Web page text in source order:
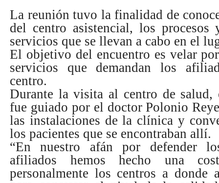
La reunión tuvo la finalidad de
del centro asistencial, los
servicios que se llevan a cabo en el
El objetivo del encuentro es velar
servicios que demandan los
centro.
Durante la visita al centro de
fue guiado por el doctor Polonio
las instalaciones de la clínica y
los pacientes que se encontraban allí.
“En nuestro afán por defender
afiliados hemos hecho una
personalmente los centros a donde